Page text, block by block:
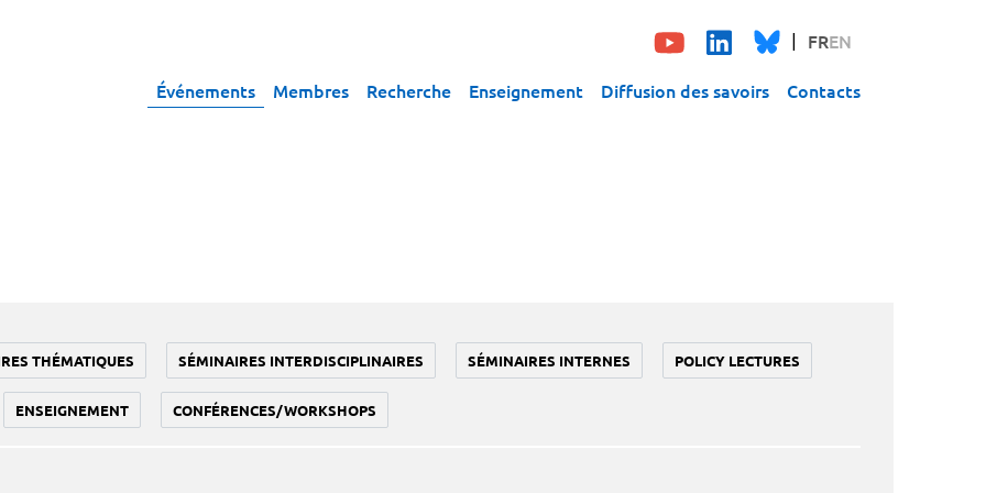
FREN
Événements Membres Recherche Enseignement Diffusion des savoirs Contacts
THÉMATIQUES SÉMINAIRES INTERDISCIPLINAIRES SÉMINAIRES INTERNES POLICY LECTURES
ENSEIGNEMENT CONFÉRENCES/WORKSHOPS